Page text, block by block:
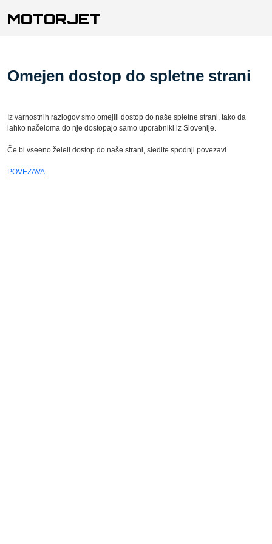
MOTORJET
Omejen dostop do spletne strani
Iz varnostnih razlogov smo omejili dostop do naše spletne strani, tako da
lahko načeloma do nje dostopajo samo uporabniki iz Slovenije.
Če bi vseeno želeli dostop do naše strani, sledite spodnji povezavi.
POVEZAVA